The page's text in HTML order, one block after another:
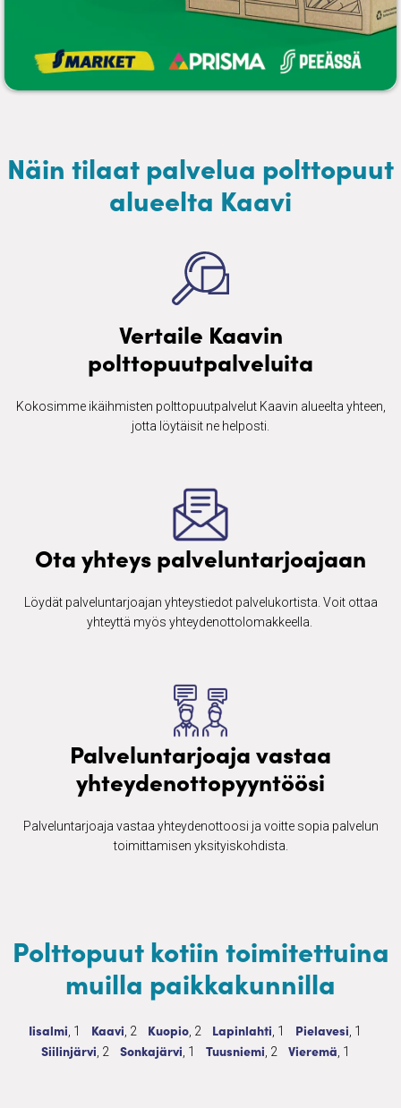
Näin tilaat palvelua polttopuut
alueelta Kaavi
Vertaile Kaavin
polttopuutpalveluita
Kokosimme ikäihmisten ​polttopuutpalvelut Kaavin alueelta yhteen,
jotta löytäisit ne helposti.
Ota yhteys palveluntarjoajaan
Löydät palveluntarjoajan yhteystiedot palvelukortista. Voit ottaa
yhteyttä myös yhteydenottolomakkeella. ​
Palveluntarjoaja vastaa
yhteydenottopyyntöösi
Palveluntarjoaja vastaa yhteydenottoosi ja voitte sopia palvelun
toimittamisen yksityiskohdista.
Polttopuut kotiin toimitettuina
muilla paikkakunnilla
Polttopuut kotiin toimitettuina
Iisalmi 1 palvelua
, 1 Polttopuut kotiin toimitettuina
Kaavi 2 palvelua
, 2 Polttopuut kotiin toimitettuina
Kuopio2 palvelua
, 2 Polttopuut kotiin toimitettuina
Lapinlahti 1 palvelua
, 1 Polttopuut kotiin
Pielavesi 1
, 1
Polttopuut kotiin toimitettuina
Siilinjärvi2 palvelua
, 2 Polttopuut kotiin toimitettuina
Sonkajärvi1 palvelua
, 1 Polttopuut kotiin toimitettuina
Tuusniemi2 palvelua
, 2 Polttopuut kotiin
Vieremä1 palvelua
, 1